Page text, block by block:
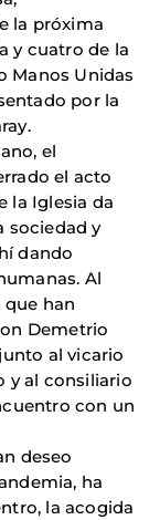
la próxima
y cuatro de la
Manos Unidas
por la
el
el acto
la Iglesia da
sociedad y
dando
Al
han
Demetrio
al vicario
y al consiliario
con un
deseo
ha
la acogida